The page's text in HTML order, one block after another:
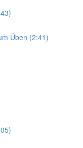
Üben (2:41)